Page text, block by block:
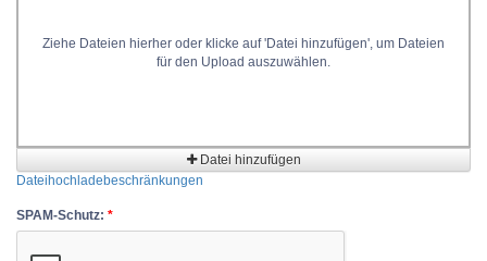
Ziehe Dateien hierher oder klicke auf 'Datei hinzufügen', um Dateien
für den Upload auszuwählen.
Datei hinzufügen
Dateihochladebeschränkungen
SPAM-Schutz: *